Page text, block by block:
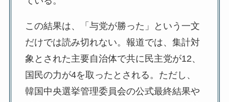
この結果は、「与党が勝った」という一文
だけでは読み切れない。報道では、集計対
象とされた主要自治体で共に民主党が12、
国民の力が4を取ったとされる。ただし、
韓国中央選挙管理委員会の公式最終結果や